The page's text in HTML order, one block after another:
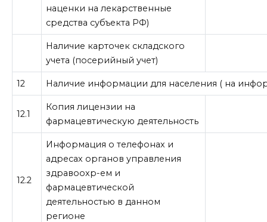
наценки на лекарственные
средства субъекта РФ)
Наличие карточек складского
учета (посерийный учет)
12 Наличие информации для населения ( на
12.1
Копия лицензии на
фармацевтическую деятельность
12.2
Информация о телефонах и
адресах органов управления
здравоохр-ем и
фармацевтической
деятельностью в данном
регионе